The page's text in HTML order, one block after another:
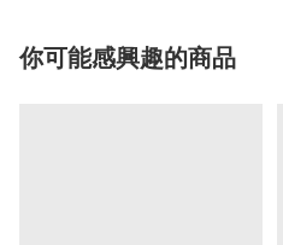
你可能感興趣的商品